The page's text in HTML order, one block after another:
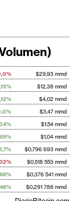
$29,93 mmd
$12,38 mmd
$4,02 mmd
$3,47 mmd
$1,54 mmd
$1,04 mmd
1,7%
$0,796 693 mmd
$0,518 553 mmd
$0,376 541 mmd
$0,291 788 mmd